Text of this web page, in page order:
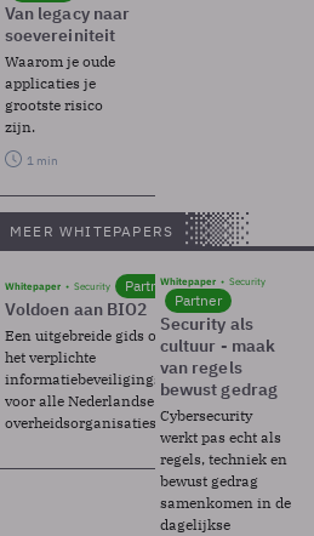
Van legacy naar
soevereiniteit
Waarom je oude
applicaties je
grootste risico
zijn.
1 min
MEER WHITEPAPERS
Whitepaper Security Partner
Voldoen aan BIO2
Een uitgebreide gids over BIO2,
het verplichte
informatiebeveiligingsframework
voor alle Nederlandse
overheidsorganisaties.
Whitepaper Security
Partner
Security als
cultuur - maak
van regels
bewust gedrag
Cybersecurity
werkt pas echt als
regels, techniek en
bewust gedrag
samenkomen in de
dagelijkse